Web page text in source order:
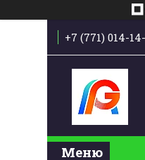
+7 (771) 014-